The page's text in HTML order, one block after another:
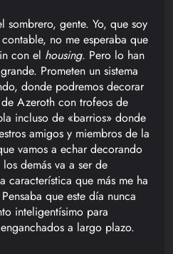
gente. Yo, que soy
no me esperaba que
con el housing. Pero lo han
Prometen un sistema
donde podremos decorar
Azeroth con trofeos de
incluso de «barrios» donde
amigos y miembros de la
vamos a echar decorando
demás va a ser de
característica que más me ha
que este día nunca
inteligentísimo para
a largo plazo.